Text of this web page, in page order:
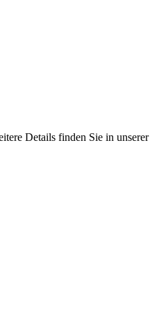
Details finden Sie in unserer